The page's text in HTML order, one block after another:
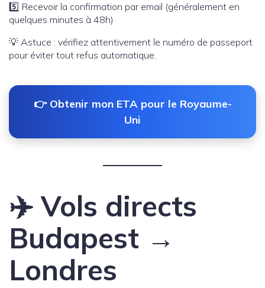
5️⃣ Recevoir la confirmation par email (généralement en
quelques minutes à 48h)
💡 Astuce : vérifiez attentivement le numéro de passeport
pour éviter tout refus automatique.
👉 Obtenir mon ETA pour le Royaume-
Uni
✈️ Vols directs
Budapest →
Londres